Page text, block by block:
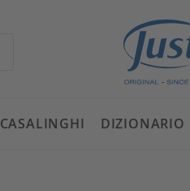
CASALINGHI DIZIONARIO